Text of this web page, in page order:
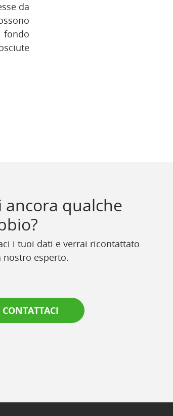
da
fondo
ancora qualche
i tuoi dati e verrai ricontattato
nostro esperto.
CONTATTACI